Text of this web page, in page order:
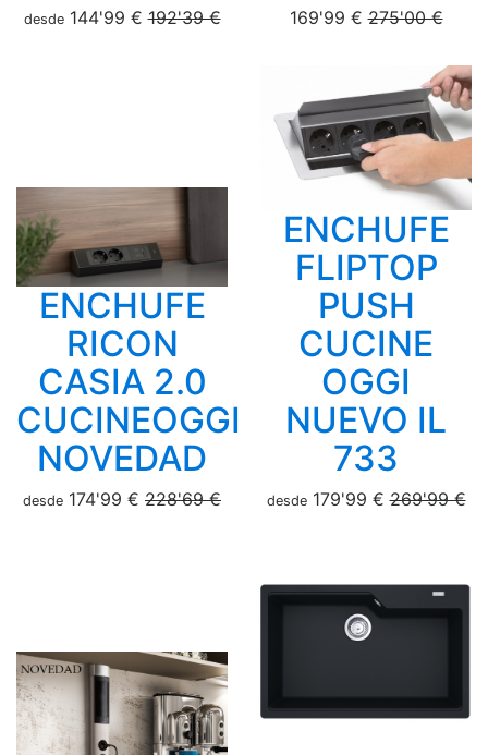
desde144'99 €192'39 € 169'99 €275'00 €
ENCHUFE
RICON
CASIA 2.0
CUCINEOGGI
NOVEDAD
desde 174'99 € 228'69 €
ENCHUFE
FLIPTOP
PUSH
CUCINE
OGGI
NUEVO IL
733
desde179'99 €269'99 €